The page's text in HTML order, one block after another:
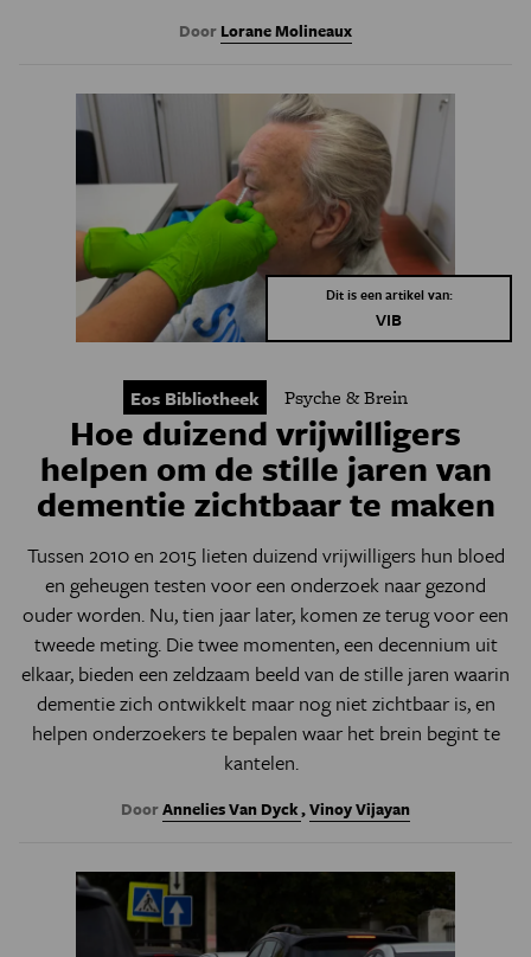
Door Lorane Molineaux
Dit is een artikel van:
VIB
Eos Bibliotheek Psyche & Brein
Hoe duizend vrijwilligers
helpen om de stille jaren van
dementie zichtbaar te maken
Tussen 2010 en 2015 lieten duizend vrijwilligers hun bloed
en geheugen testen voor een onderzoek naar gezond
ouder worden. Nu, tien jaar later, komen ze terug voor een
tweede meting. Die twee momenten, een decennium uit
elkaar, bieden een zeldzaam beeld van de stille jaren waarin
dementie zich ontwikkelt maar nog niet zichtbaar is, en
helpen onderzoekers te bepalen waar het brein begint te
kantelen.
DoorAnnelies Van Dyck,Vinoy Vijayan